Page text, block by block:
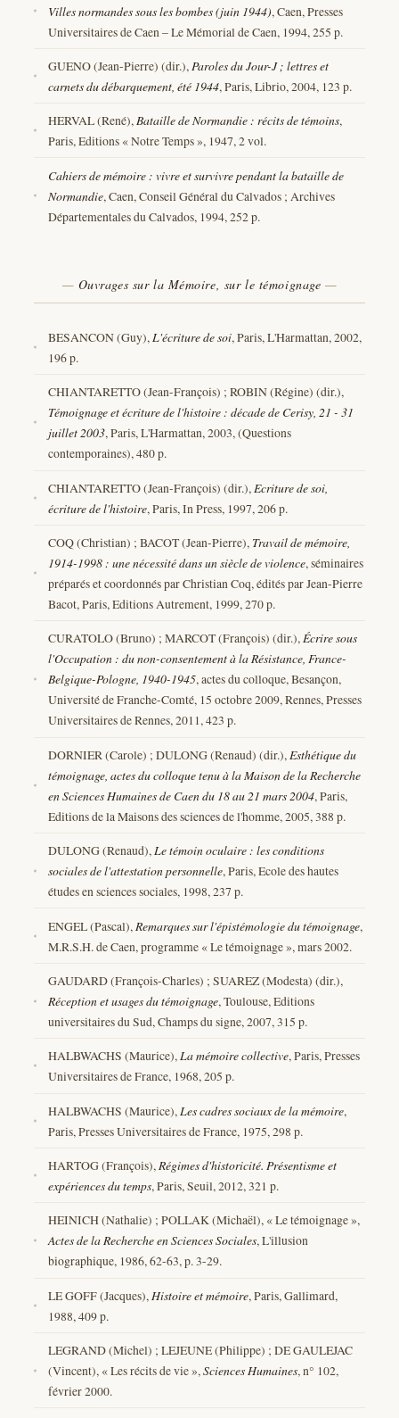
Villes normandes sous les bombes (juin 1944), Caen, Presses
Universitaires de Caen – Le Mémorial de Caen, 1994, 255 p.
GUENO (Jean-Pierre) (dir.),Paroles du Jour-J ; lettres et
carnets du débarquement, été 1944, Paris, Librio, 2004, 123 p.
HERVAL (René),Bataille de Normandie : récits de témoins,
Paris, Editions « Notre Temps », 1947, 2 vol.
Cahiers de mémoire : vivre et survivre pendant la bataille de
Normandie, Caen, Conseil Général du Calvados ; Archives
Départementales du Calvados, 1994, 252 p.
Ouvrages sur la Mémoire, sur le témoignage
BESANCON (Guy),L'écriture de soi, Paris, L'Harmattan, 2002,
196 p.
CHIANTARETTO (Jean-François) ; ROBIN (Régine) (dir.),
Témoignage et écriture de l'histoire : décade de Cerisy, 21 - 31
juillet 2003, Paris, L'Harmattan, 2003, (Questions
contemporaines), 480 p.
CHIANTARETTO (Jean-François) (dir.),Ecriture de soi,
écriture de l'histoire, Paris, In Press, 1997, 206 p.
COQ (Christian) ; BACOT (Jean-Pierre), Travail de mémoire,
1914-1998 : une nécessité dans un siècle de violence, séminaires
préparés et coordonnés par Christian Coq, édités par Jean-Pierre
Bacot, Paris, Editions Autrement, 1999, 270 p.
CURATOLO (Bruno) ; MARCOT (François) (dir.),Écrire sous
l'Occupation : du non-consentement à la Résistance, France-
Belgique-Pologne, 1940-1945, actes du colloque, Besançon,
Université de Franche-Comté, 15 octobre 2009, Rennes, Presses
Universitaires de Rennes, 2011, 423 p.
DORNIER (Carole) ; DULONG (Renaud) (dir.),Esthétique du
témoignage, actes du colloque tenu à la Maison de la Recherche
en Sciences Humaines de Caen du 18 au 21 mars 2004, Paris,
Editions de la Maisons des sciences de l'homme, 2005, 388 p.
DULONG (Renaud),Le témoin oculaire : les conditions
sociales de l'attestation personnelle, Paris, Ecole des hautes
études en sciences sociales, 1998, 237 p.
ENGEL (Pascal), Remarques sur l'épistémologie du témoignage,
M.R.S.H. de Caen, programme « Le témoignage », mars 2002.
GAUDARD (François-Charles) ; SUAREZ (Modesta) (dir.),
Réception et usages du témoignage, Toulouse, Editions
universitaires du Sud, Champs du signe, 2007, 315 p.
HALBWACHS (Maurice),La mémoire collective, Paris, Presses
Universitaires de France, 1968, 205 p.
HALBWACHS (Maurice),Les cadres sociaux de la mémoire,
Paris, Presses Universitaires de France, 1975, 298 p.
HARTOG (François),Régimes d'historicité. Présentisme et
expériences du temps, Paris, Seuil, 2012, 321 p.
HEINICH (Nathalie) ; POLLAK (Michaël), « Le témoignage »,
Actes de la Recherche en Sciences Sociales, L'illusion
biographique, 1986, 62-63, p. 3-29.
LE GOFF (Jacques),Histoire et mémoire, Paris, Gallimard,
1988, 409 p.
LEGRAND (Michel) ; LEJEUNE (Philippe) ; DE GAULEJAC
(Vincent), « Les récits de vie »,Sciences Humaines, n° 102,
février 2000.